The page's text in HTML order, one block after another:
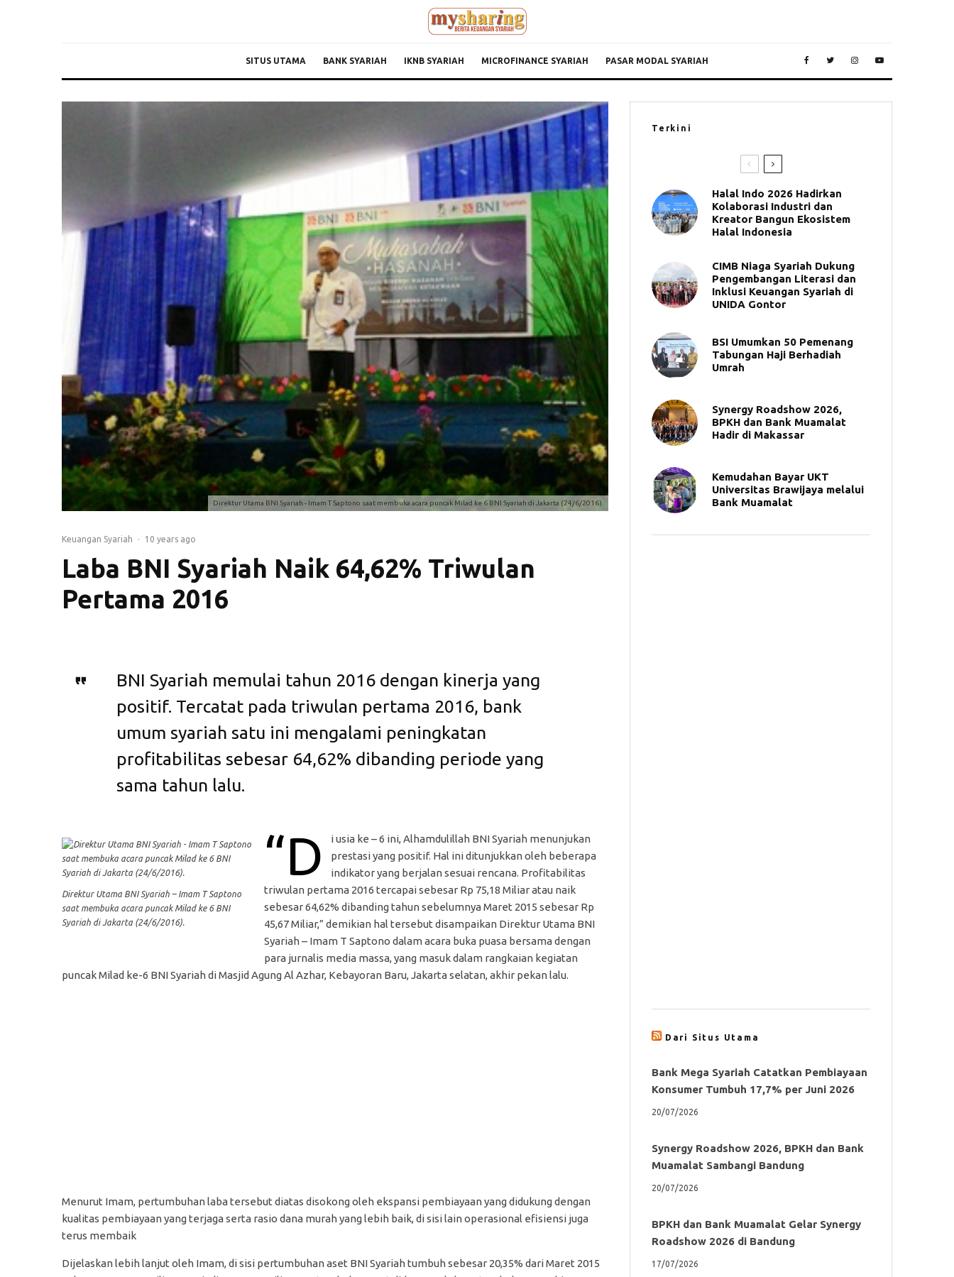
SITUS UTAMA BANK SYARIAH IKNB SYARIAH MICROFINANCE SYARIAH PASAR MODAL SYARIAH
Direktur Utama BNI Syariah - Imam T Saptono saat membuka acara puncak Milad ke 6 BNI Syariah di Jakarta (24/6/2016).
Keuangan Syariah · 10 years ago
Laba BNI Syariah Naik 64,62% Triwulan
Pertama 2016
BNI Syariah memulai tahun 2016 dengan kinerja yang
positif. Tercatat pada triwulan pertama 2016, bank
umum syariah satu ini mengalami peningkatan
profitabilitas sebesar 64,62% dibanding periode yang
sama tahun lalu.
Direktur Utama BNI Syariah – Imam T Saptono
saat membuka acara puncak Milad ke 6 BNI
Syariah di Jakarta (24/6/2016).
“D
i usia ke – 6 ini, Alhamdulillah BNI Syariah menunjukan
prestasi yang positif. Hal ini ditunjukkan oleh beberapa
indikator yang berjalan sesuai rencana. Profitabilitas
triwulan pertama 2016 tercapai sebesar Rp 75,18 Miliar atau naik
sebesar 64,62% dibanding tahun sebelumnya Maret 2015 sebesar Rp
45,67 Miliar,” demikian hal tersebut disampaikan Direktur Utama BNI
Syariah – Imam T Saptono dalam acara buka puasa bersama dengan
para jurnalis media massa, yang masuk dalam rangkaian kegiatan
puncak Milad ke-6 BNI Syariah diMasjid Agung Al Azhar, Kebayoran Baru, Jakarta selatan, akhir pekan lalu.
Menurut Imam, pertumbuhan laba tersebut diatas disokong oleh ekspansi pembiayaan yang didukung dengan
kualitas pembiayaan yang terjaga serta rasio dana murah yang lebih baik, di sisi lain operasional efisiensi juga
terus membaik
Dijelaskan lebih lanjut oleh Imam, di sisi pertumbuhan aset BNI Syariah tumbuh sebesar 20,35% dari Maret 2015
Terkini
Halal Indo 2026 Hadirkan
Kolaborasi Industri dan
Kreator Bangun Ekosistem
Halal Indonesia
CIMB Niaga Syariah Dukung
Pengembangan Literasi dan
Inklusi Keuangan Syariah di
UNIDA Gontor
BSI Umumkan 50 Pemenang
Tabungan Haji Berhadiah
Umrah
Synergy Roadshow 2026,
BPKH dan Bank Muamalat
Hadir di Makassar
Kemudahan Bayar UKT
Universitas Brawijaya melalui
Bank Muamalat
Dari Situs Utama
Bank Mega Syariah Catatkan Pembiayaan
Konsumer Tumbuh 17,7% per Juni 2026
20/07/2026
Synergy Roadshow 2026, BPKH dan Bank
Muamalat Sambangi Bandung
20/07/2026
BPKH dan Bank Muamalat Gelar Synergy
Roadshow 2026 di Bandung
17/07/2026